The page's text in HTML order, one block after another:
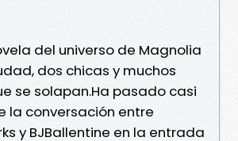
del universo de Magnolia
dos chicas y muchos
se solapan.Ha pasado casi
la conversación entre
y BJBallentine en la entrada